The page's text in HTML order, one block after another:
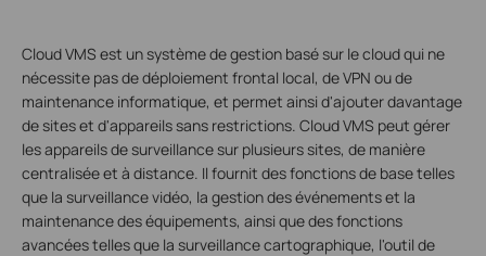
Cloud VMS est un système de gestion basé sur le cloud qui ne
nécessite pas de déploiement frontal local, de VPN ou de
maintenance informatique, et permet ainsi d'ajouter davantage
de sites et d'appareils sans restrictions. Cloud VMS peut gérer
les appareils de surveillance sur plusieurs sites, de manière
centralisée et à distance. Il fournit des fonctions de base telles
que la surveillance vidéo, la gestion des événements et la
maintenance des équipements, ainsi que des fonctions
avancées telles que la surveillance cartographique, l'outil de